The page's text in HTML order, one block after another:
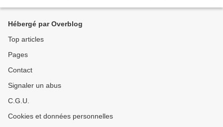
Hébergé par Overblog
Top articles
Pages
Contact
Signaler un abus
C.G.U.
Cookies et données personnelles